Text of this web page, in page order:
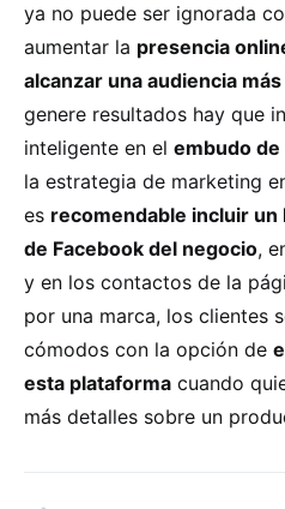
ya no puede ser ignorada
aumentar la presencia
alcanzar una audiencia
genere resultados hay que
inteligente en el embudo de
la estrategia de marketing
es recomendable incluir un
de Facebook del negocio,
y en los contactos de la
por una marca, los clientes
cómodos con la opción de
esta plataforma cuando
más detalles sobre un